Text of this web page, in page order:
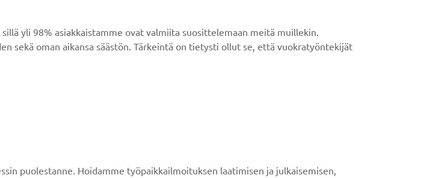
yli 98% asiakkaistamme ovat valmiita suosittelemaan meitä muillekin.
sekä oman aikansa säästön. Tärkeintä on tietysti ollut se, että vuokratyöntekijät
puolestanne. Hoidamme työpaikkailmoituksen laatimisen ja julkaisemisen,